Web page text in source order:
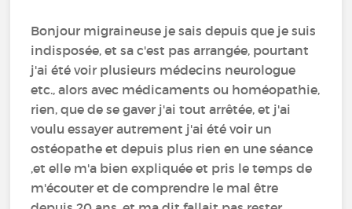
Bonjour migraineuse je sais depuis que je suis
indisposée, et sa c'est pas arrangée, pourtant
j'ai été voir plusieurs médecins neurologue
etc., alors avec médicaments ou homéopathie,
rien, que de se gaver j'ai tout arrêtée, et j'ai
voulu essayer autrement j'ai été voir un
ostéopathe et depuis plus rien en une séance
,et elle m'a bien expliquée et pris le temps de
m'écouter et de comprendre le mal être